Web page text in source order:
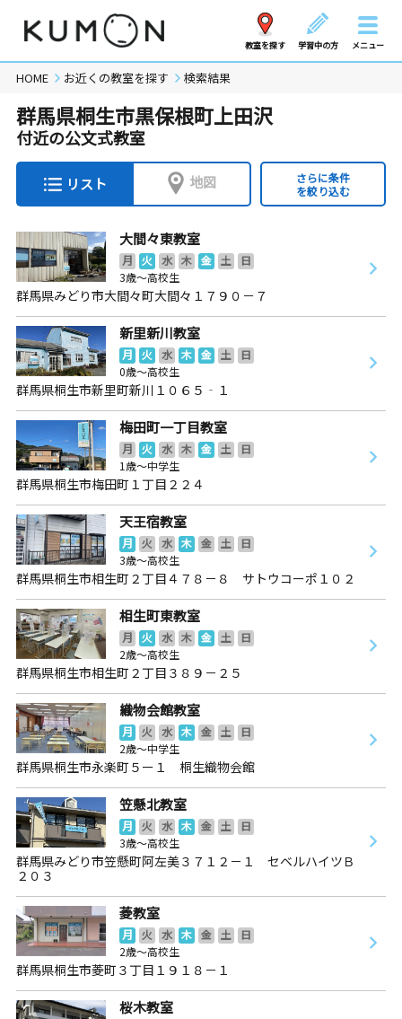
教室を探す 学習中の方 メニュー
HOME お近くの教室を探す 検索結果
群馬県桐生市黒保根町上田沢
付近の公文式教室
リスト 地図
さらに条件
を絞り込む
大間々東教室
月 火 水 木 金 土
日
3歳～高校生
群馬県みどり市大間々町大間々１７９０－７
新里新川教室
月 火 水 木 金 土
日
0歳～高校生
群馬県桐生市新里町新川１０６５‐１
梅田町一丁目教室
月 火 水 木 金 土
日
1歳～中学生
群馬県桐生市梅田町１丁目２２４
天王宿教室
月 火 水 木 金 土
日
3歳～高校生
群馬県桐生市相生町２丁目４７８－８ サトウコーポ１０２
相生町東教室
月 火 水 木 金 土
日
2歳～高校生
群馬県桐生市相生町２丁目３８９－２５
織物会館教室
月 火 水 木 金 土
日
2歳～中学生
群馬県桐生市永楽町５ー１ 桐生織物会館
笠懸北教室
月 火 水 木 金 土
日
3歳～高校生
群馬県みどり市笠懸町阿左美３７１２－１ セベルハイツＢ
２０３
菱教室
月 火 水 木 金 土
日
2歳～高校生
群馬県桐生市菱町３丁目１９１８－１
桜木教室